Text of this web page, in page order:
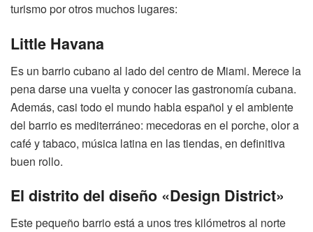
turismo por otros muchos lugares:
Little Havana
Es un barrio cubano al lado del centro de Miami. Merece la
pena darse una vuelta y conocer las gastronomía cubana.
Además, casi todo el mundo habla español y el ambiente
del barrio es mediterráneo: mecedoras en el porche, olor a
café y tabaco, música latina en las tiendas, en definitiva
buen rollo.
El distrito del diseño «Design District»
Este pequeño barrio está a unos tres kilómetros al norte